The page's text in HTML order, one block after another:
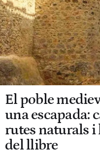
El poble
una escapada:
rutes naturals i
del llibre